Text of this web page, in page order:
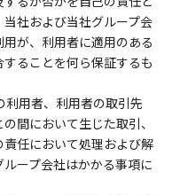
社および当社グループ会
が、利用者に適用のある
ることを何ら保証するも
用者、利用者の取引先
間において生じた取引、
任において処理および解
ープ会社はかかる事項に